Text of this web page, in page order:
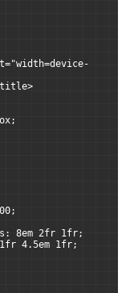
title>
2fr 1fr;
1fr;